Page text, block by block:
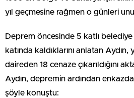
yıl geçmesine rağmen o günleri
Deprem öncesinde 5 katlı belediye
katında kaldıklarını anlatan Aydın,
daireden 18 cenaze çıkarıldığını
Aydın, depremin ardından
şöyle konuştu: